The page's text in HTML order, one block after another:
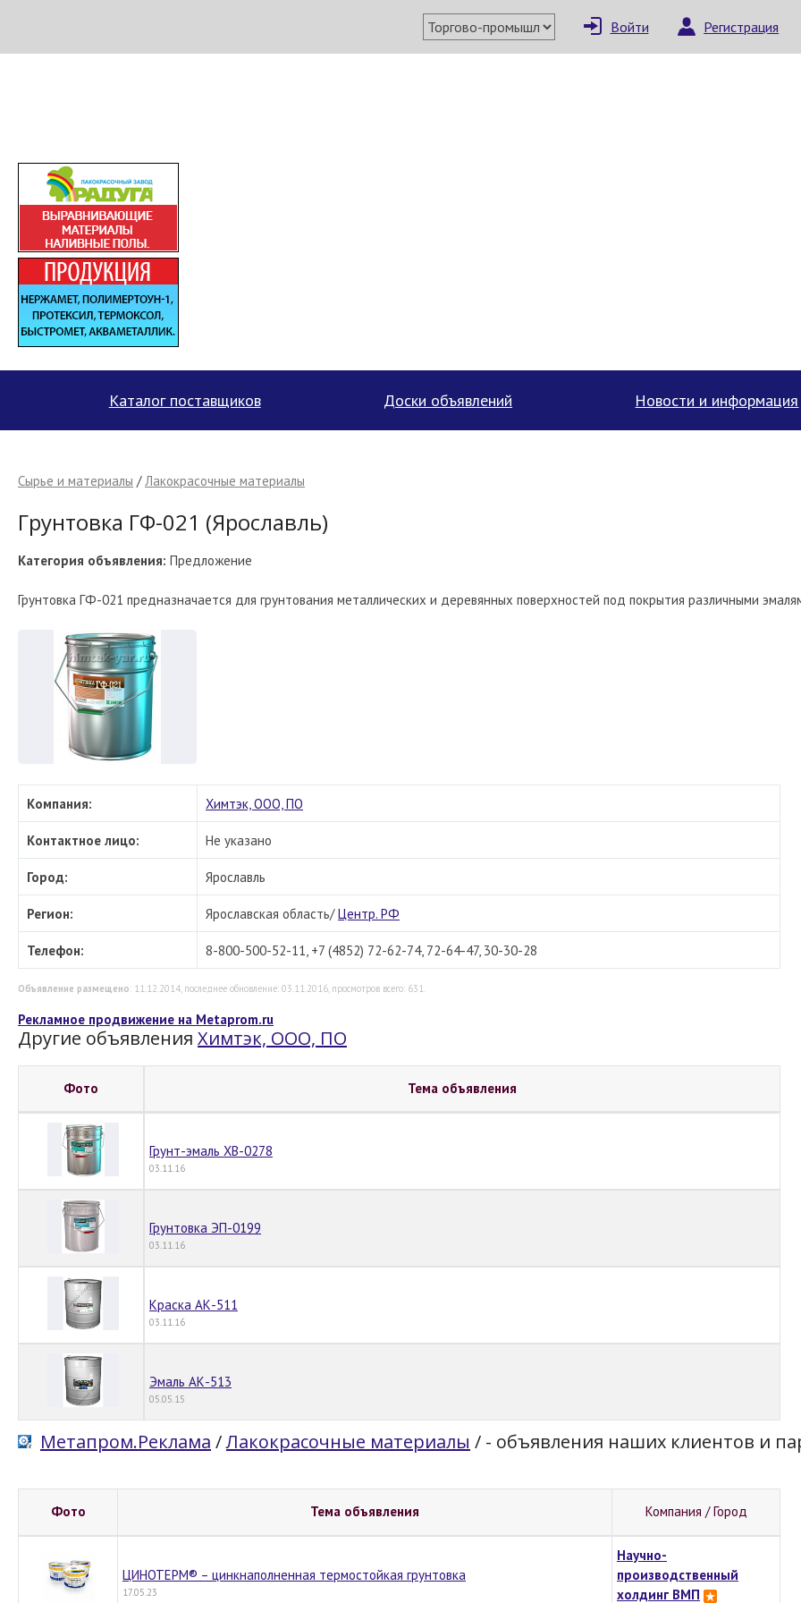
Войти Регистрация
Каталог поставщиков Доски объявлений Новости и информация
Сырье и материалы /Лакокрасочные материалы
Грунтовка ГФ-021 (Ярославль)
Категория объявления: Предложение
Грунтовка ГФ-021 предназначается для грунтования металлических и деревянных поверхностей под покрытия различными
× Написать
Компания: Химтэк, ООО, ПО
Контактное лицо: Не указано
Город: Ярославль
Регион: Ярославская область/Центр. РФ
Телефон: 8-800-500-52-11, +7 (4852) 72-62-74, 72-64-47, 30-30-28
Объявление размещено: 11.12.2014, последнее обновление: 03.11.2016, просмотров всего: 631.
Рекламное продвижение на Metaprom.ru
Другие объявления Химтэк, ООО, ПО
Фото Тема объявления
Грунт-эмаль ХВ-0278
03.11.16
Грунтовка ЭП-0199
03.11.16
Краска АК-511
03.11.16
Эмаль АК-513
05.05.15
Метапром.Реклама /Лакокрасочные материалы / - объявления наших клиентов и
Фото Тема объявления Компания / Город
ЦИНОТЕРМ® – цинкнаполненная термостойкая грунтовка
17.05.23
Научно-
производственный
холдинг ВМП